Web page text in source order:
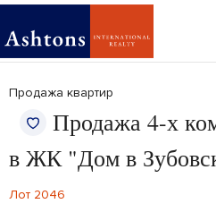
Продажа квартир
Продажа 4-х
в ЖК "Дом в
Лот 2046